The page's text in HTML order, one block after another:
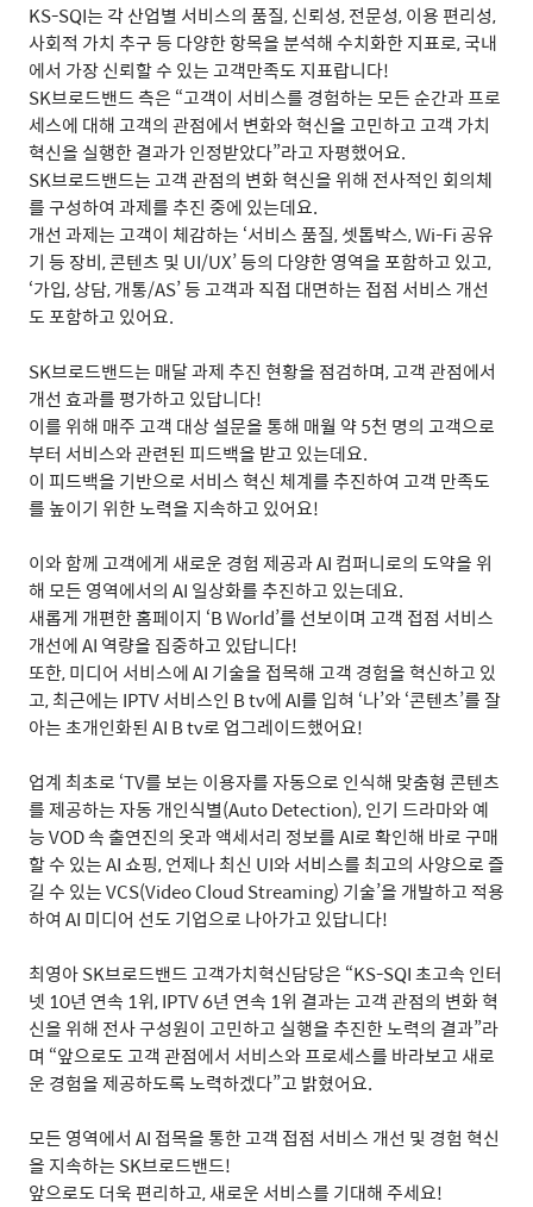
KS-SQI는 각 산업별 서비스의 품질,신뢰성,전문성,이용 편리성,
사회적 가치 추구 등 다양한 항목을 분석해 수치화한 지표로,국내
에서 가장 신뢰할 수 있는 고객만족도 지표랍니다!
SK브로드밴드 측은 “고객이 서비스를 경험하는 모든 순간과 프로
세스에 대해 고객의 관점에서 변화와 혁신을 고민하고 고객 가치
혁신을 실행한 결과가 인정받았다”라고 자평했어요.
SK브로드밴드는 고객 관점의 변화 혁신을 위해 전사적인 회의체
를 구성하여 과제를 추진 중에 있는데요.
개선 과제는 고객이 체감하는 ‘서비스 품질,셋톱박스, Wi-Fi공유
기 등 장비,콘텐츠 및 UI/UX’등의 다양한 영역을 포함하고 있고,
‘가입,상담,개통/AS’등 고객과 직접 대면하는 접점 서비스 개선
도 포함하고 있어요.
SK브로드밴드는 매달 과제 추진 현황을 점검하며,고객 관점에서
개선 효과를 평가하고 있답니다!
이를 위해 매주 고객 대상 설문을 통해 매월 약5천 명의 고객으로
부터 서비스와 관련된 피드백을 받고 있는데요.
이 피드백을 기반으로 서비스 혁신 체계를 추진하여 고객 만족도
를 높이기 위한 노력을 지속하고 있어요!
이와 함께 고객에게 새로운 경험 제공과AI 컴퍼니로의 도약을 위
해 모든 영역에서의 AI 일상화를 추진하고 있는데요.
새롭게 개편한 홈페이지 ‘B World’를 선보이며 고객 접점 서비스
개선에AI 역량을 집중하고 있답니다!
또한,미디어 서비스에AI 기술을 접목해 고객 경험을 혁신하고 있
고,최근에는 IPTV서비스인 B tv에AI를 입혀 ‘나’와‘콘텐츠’를 잘
아는 초개인화된 AI B tv로 업그레이드했어요!
업계 최초로 ‘TV를 보는 이용자를 자동으로 인식해 맞춤형 콘텐츠
를 제공하는 자동 개인식별(Auto Detection),인기 드라마와예
능VOD속출연진의 옷과액세서리 정보를AI로확인해 바로구매
할수 있는AI쇼핑,언제나최신 UI와서비스를 최고의 사양으로즐
길 수 있는VCS(Video Cloud Streaming) 기술’을 개발하고 적용
하여 AI 미디어 선도 기업으로 나아가고 있답니다!
최영아SK브로드밴드고객가치혁신담당은 “KS-SQI초고속 인터
넷 10년 연속 1위, IPTV 6년 연속 1위 결과는고객관점의 변화혁
신을위해 전사구성원이 고민하고 실행을추진한노력의 결과”라
며 “앞으로도고객관점에서 서비스와프로세스를 바라보고새로
운 경험을제공하도록노력하겠다”고 밝혔어요.
모든 영역에서 AI 접목을 통한 고객 접점 서비스 개선 및 경험 혁신
을 지속하는 SK브로드밴드!
앞으로도 더욱 편리하고,새로운 서비스를 기대해 주세요!